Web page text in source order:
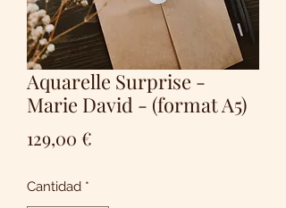
Aquarelle Surprise -
Marie David - (format A5)
129,00 €
Cantidad *